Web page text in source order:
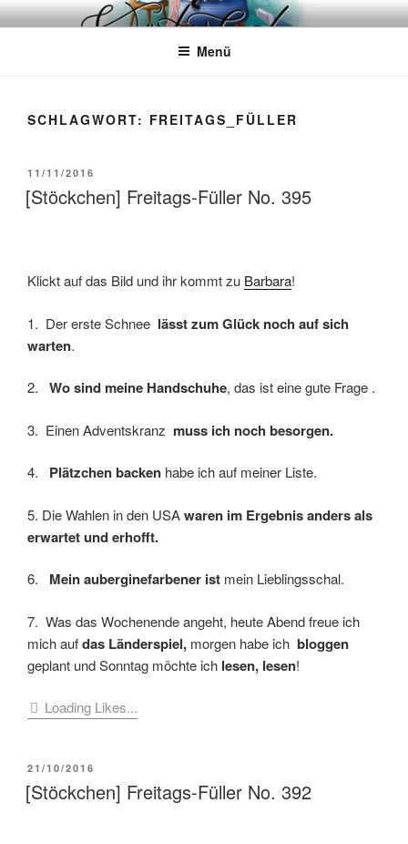
Zum
InhaltWÖRTERKATZE
Von Büchern erzählen
Menü
SCHLAGWORT: FREITAGS_FÜLLER
VERÖFFENTLICHT
AM
11/11/2016
[Stöckchen] Freitags-Füller No. 395
Klickt auf das Bild und ihr kommt zu Barbara!
1. Der erste Schnee lässt zum Glück noch auf sich
warten.
2. Wo sind meine Handschuhe, das ist eine gute Frage .
3. Einen Adventskranz muss ich noch besorgen.
4. Plätzchen backen habe ich auf meiner Liste.
5. Die Wahlen in den USAwaren im Ergebnis anders als
erwartet und erhofft.
6. Mein auberginefarbener ist mein Lieblingsschal.
7. Was das Wochenende angeht, heute Abend freue ich
mich aufdas Länderspiel, morgen habe ich bloggen
geplant und Sonntag möchte ich lesen, lesen!
Loading Likes...
VERÖFFENTLICHT
AM
21/10/2016
[Stöckchen] Freitags-Füller No. 392